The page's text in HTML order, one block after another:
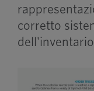
corretto